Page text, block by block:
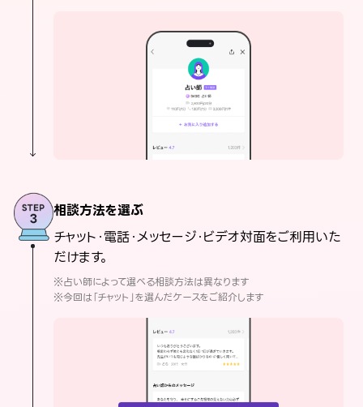
相談方法を選ぶ
チャット・電話・メッセージ・ビデオ対面をご利用いた
だけます。
※占い師によって選べる相談方法は異なります
※今回は「チャット」を選んだケースをご紹介します